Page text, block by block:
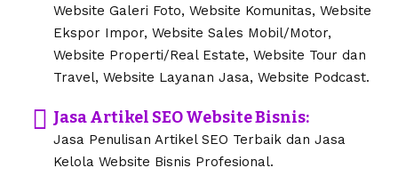
Website Galeri Foto, Website Komunitas, Website
Ekspor Impor, Website Sales Mobil/Motor,
Website Properti/Real Estate, Website Tour dan
Travel, Website Layanan Jasa, Website Podcast.
Jasa Artikel SEO Website Bisnis:
Jasa Penulisan Artikel SEO Terbaik dan Jasa
Kelola Website Bisnis Profesional.